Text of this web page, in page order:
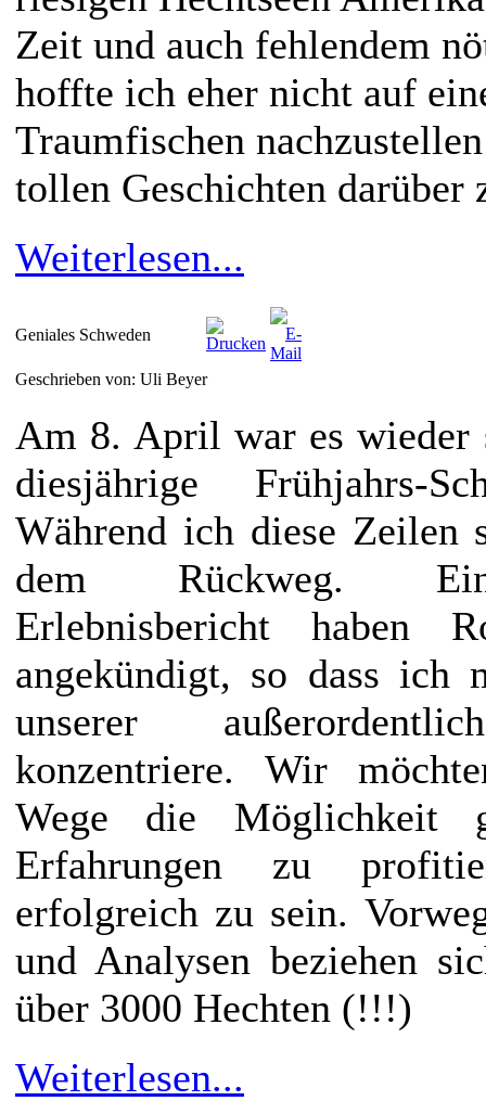
Zeit und auch fehlendem
hoffte ich eher nicht auf
Traumfischen
tollen Geschichten darüber
Weiterlesen...
Geniales Schweden
Geschrieben von: Uli Beyer
Am 8. April war es wieder
diesjährige Frühjahrs-
Während ich diese Zeilen
dem Rückweg.
Erlebnisbericht haben
angekündigt, so dass ich
unserer
konzentriere. Wir
Wege die Möglichkeit
Erfahrungen zu
erfolgreich zu sein.
und Analysen beziehen
über 3000 Hechten (!!!)
Weiterlesen...